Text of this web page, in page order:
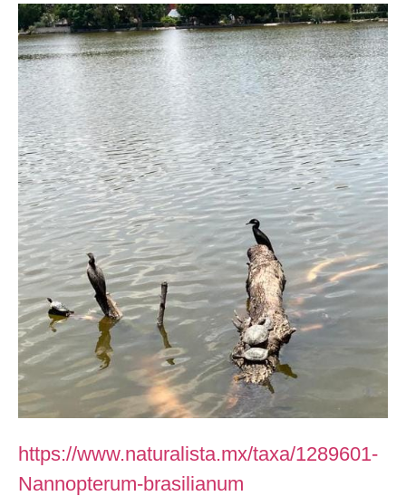
https://www.naturalista.mx/taxa/1289601-
Nannopterum-brasilianum